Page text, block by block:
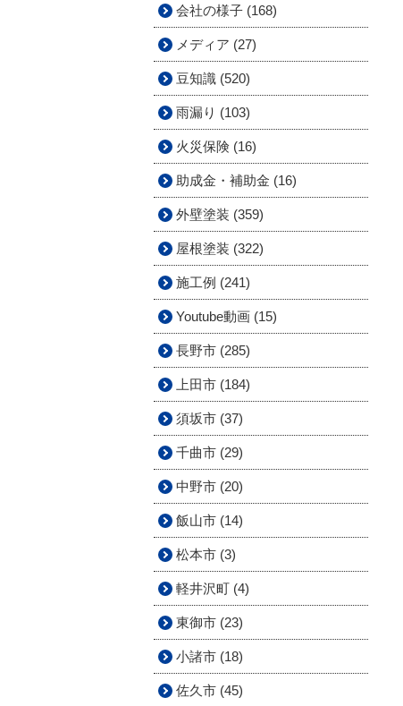
会社の様子 (168)
メディア (27)
豆知識 (520)
雨漏り (103)
火災保険 (16)
助成金・補助金 (16)
外壁塗装 (359)
屋根塗装 (322)
施工例 (241)
Youtube動画 (15)
長野市 (285)
上田市 (184)
須坂市 (37)
千曲市 (29)
中野市 (20)
飯山市 (14)
松本市 (3)
軽井沢町 (4)
東御市 (23)
小諸市 (18)
佐久市 (45)